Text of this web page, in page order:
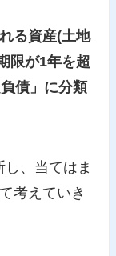
る資産(土地
限が1年を超
債」に分類
し、当てはま
考えていき